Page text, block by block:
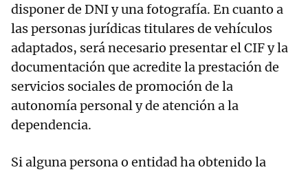
disponer de DNI y una fotografía. En cuanto a
las personas jurídicas titulares de vehículos
adaptados, será necesario presentar el CIF y la
documentación que acredite la prestación de
servicios sociales de promoción de la
autonomía personal y de atención a la
dependencia.
Si alguna persona o entidad ha obtenido la